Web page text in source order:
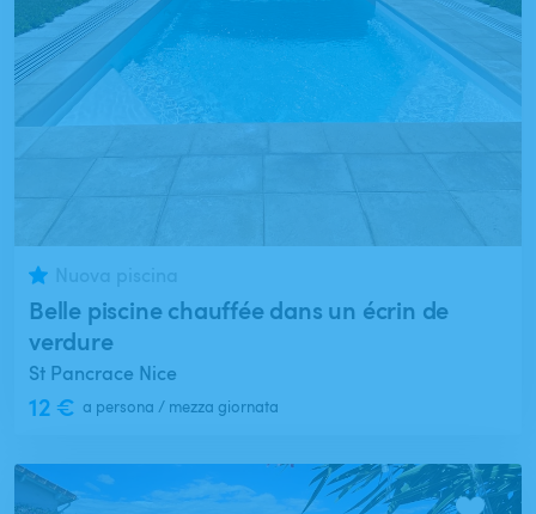
Belle piscine chauffée dans un écrin de
verdure
St Pancrace Nice
12 € a persona / mezza giornata